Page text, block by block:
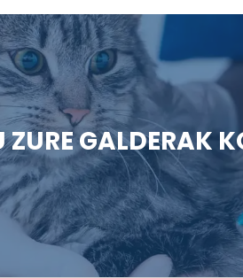
ZURE GALDERAK